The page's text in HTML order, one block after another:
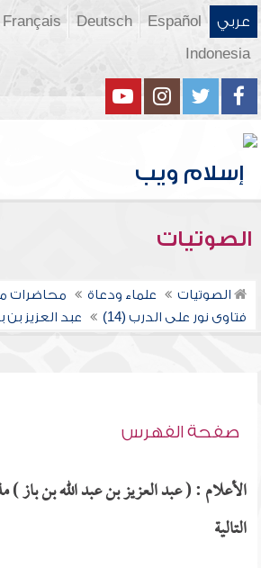
عربي Español
Deutsch
Français
Indonesia
الصوتيات
الصوتيات علماء ودعاة
محاضرات
فتاوى نور على الدرب (14)
عبد العزيز بن
صفحة الفهرس
الأعلام : ( عبد العزيز بن عبد الله بن باز )
التالية